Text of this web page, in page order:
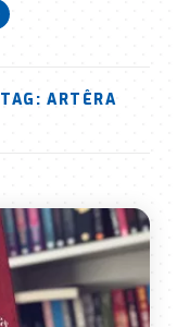
TAG: ARTÊRA